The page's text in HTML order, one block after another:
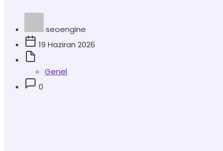
seoengine
19 Haziran 2026
Genel
0